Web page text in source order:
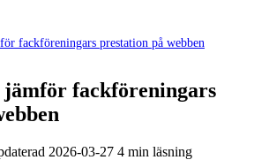
fack­föreningars prestation på webben
jämför fack­föreningars
2026-03-27 4 min läsning